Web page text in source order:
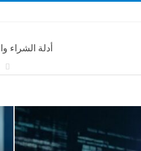
أدلة الشراء